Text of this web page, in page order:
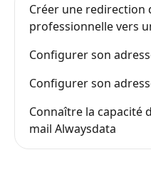
Créer une redirection
professionnelle vers
Configurer son
Configurer son
Connaître la capacité
mail Alwaysdata